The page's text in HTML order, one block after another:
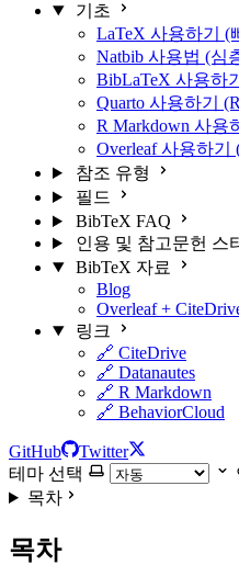
기초
LaTeX 사용하기 (
Natbib 사용법 (심
BibLaTeX 사용하
Quarto 사용하기
R Markdown 사용
Overleaf 사용하기
참조 유형
필드
BibTeX FAQ
인용 및 참고문헌 스
BibTeX 자료
Blog
Overleaf +
링크
🔗 CiteDrive
🔗 Datanautes
🔗 R Markdown
🔗 BehaviorCloud
GitHub
Twitter
테마 선택
목차
목차